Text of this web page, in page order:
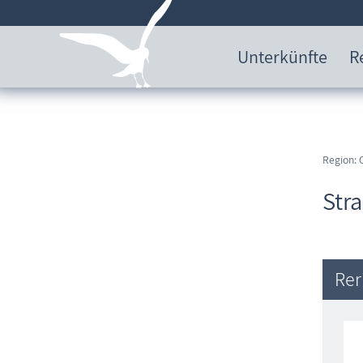
Unterkünfte
Region: